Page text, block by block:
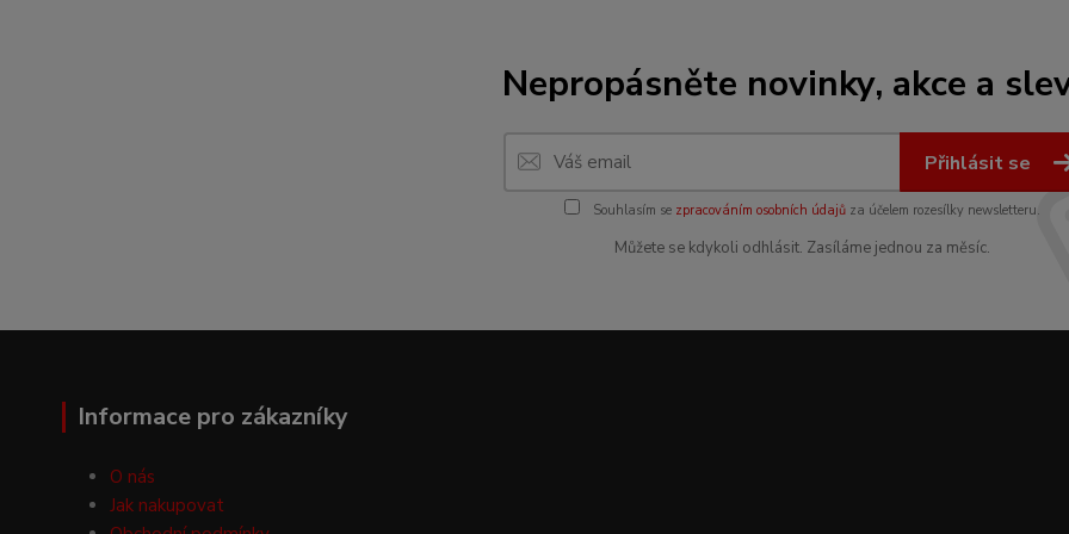
Nepropásněte novinky, akce a
Přihlásit se
Souhlasím se zpracováním osobních údajůza účelem rozesílky newsletteru.
Můžete se kdykoli odhlásit. Zasíláme jednou za měsíc.
Informace pro zákazníky
O nás
Jak nakupovat